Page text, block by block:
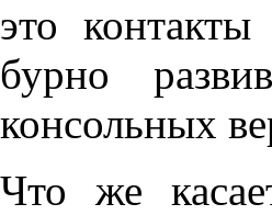
это
бурно
консольных
Что же